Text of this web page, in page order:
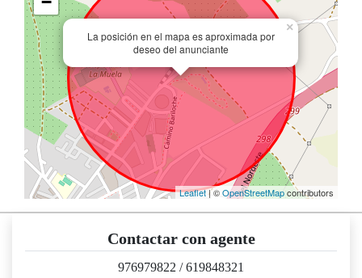
La posición en el mapa es aproximada por
deseo del anunciante
×
Leaflet| ©OpenStreetMapcontributors
Contactar con agente
976979822 /619848321